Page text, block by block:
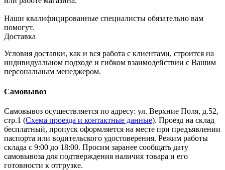
Наши квалифицированные специалисты обязательно вам
помогут.
Доставка
Условия доставки, как и вся работа с клиентами, строится на
индивидуальном подходе и гибком взаимодействии с Вашим
персональным менеджером.
Самовывоз
Самовывоз осуществляется по адресу: ул. Верхние Поля, д.52,
стр.1 (Схема проезда и контактные данные). Проезд на склад
бесплатный, пропуск оформляется на месте при предъявлении
паспорта или водительского удостоверения. Режим работы
склада с 9:00 до 18:00. Просим заранее сообщать дату
самовывоза для подтверждения наличия товара и его
готовности к отгрузке.